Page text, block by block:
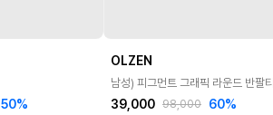
50%
OLZEN
남성) 피그먼트 그래픽 라운드 반팔티
39,000 98,000 60%